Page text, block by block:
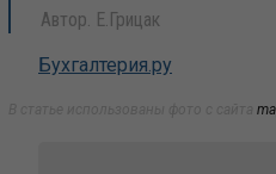
Автор. Е.Грицак
Бухгалтерия.ру